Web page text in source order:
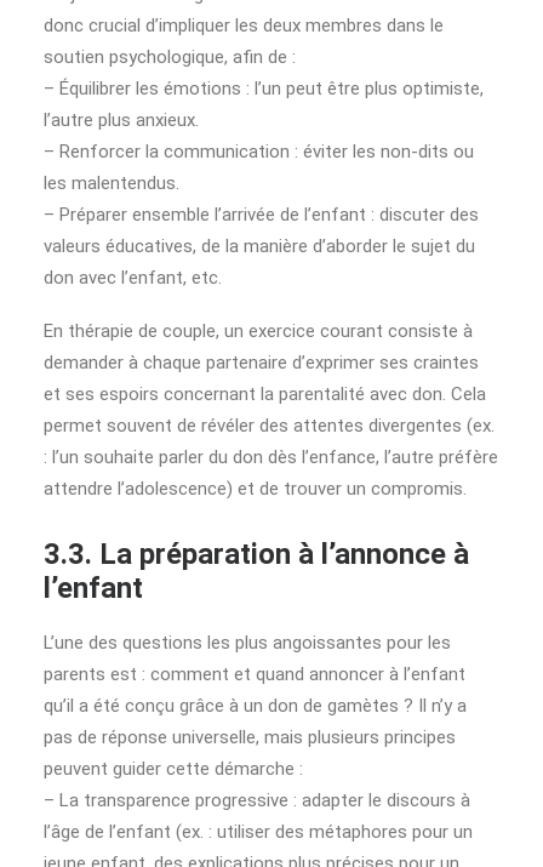
donc crucial d’impliquer les deux membres dans le
soutien psychologique, afin de :
– Équilibrer les émotions : l’un peut être plus optimiste,
l’autre plus anxieux.
– Renforcer la communication : éviter les non-dits ou
les malentendus.
– Préparer ensemble l’arrivée de l’enfant : discuter des
valeurs éducatives, de la manière d’aborder le sujet du
don avec l’enfant, etc.
En thérapie de couple, un exercice courant consiste à
demander à chaque partenaire d’exprimer ses craintes
et ses espoirs concernant la parentalité avec don. Cela
permet souvent de révéler des attentes divergentes (ex.
: l’un souhaite parler du don dès l’enfance, l’autre préfère
attendre l’adolescence) et de trouver un compromis.
3.3. La préparation à l’annonce à
l’enfant
L’une des questions les plus angoissantes pour les
parents est : comment et quand annoncer à l’enfant
qu’il a été conçu grâce à un don de gamètes ? Il n’y a
pas de réponse universelle, mais plusieurs principes
peuvent guider cette démarche :
– La transparence progressive : adapter le discours à
l’âge de l’enfant (ex. : utiliser des métaphores pour un